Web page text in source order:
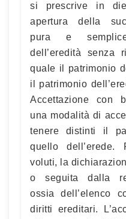
si prescrive in
apertura della
pura e
dell’eredità senza
quale il patrimonio
il patrimonio
Accettazione con
una modalità di
tenere distinti il
quello
voluti, la
o seguita dalla
ossia dell’elenco
diritti ereditari.